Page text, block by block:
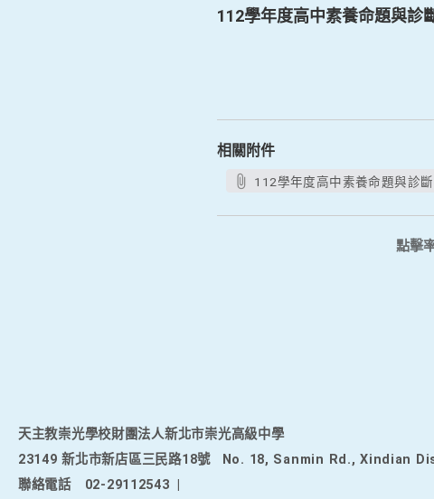
112學年度高中素養命題與診
相關附件
112學年度高中素養命題與診
點擊
天主教崇光學校財團法人新北市崇光高級中學
23149 新北市新店區三民路18號
No. 18, Sanmin Rd., Xindian
聯絡電話
02-29112543